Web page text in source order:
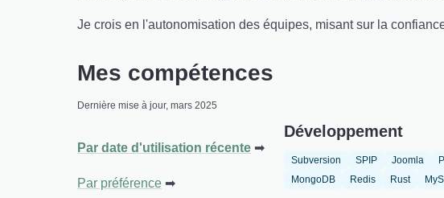
Je crois en l'autonomisation des équipes, misant sur la
Mes compétences
Dernière mise à jour, mars 2025
Par date d'utilisation récente
Par préférence
Développement
Subversion SPIP Joomla
MongoDB
Redis Rust